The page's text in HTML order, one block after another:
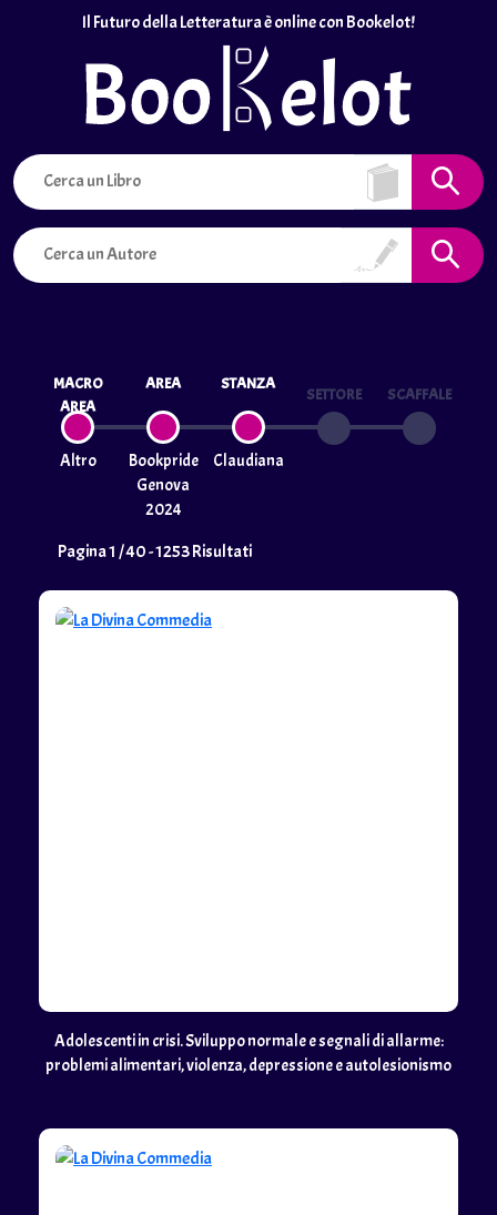
Il Futuro della Letteratura è online con Bookelot!
MACRO
AREA
Altro
AREA
Bookpride
Genova
2024
STANZA
Claudiana
SETTORE SCAFFALE
Pagina 1 / 40 - 1253 Risultati
Adolescenti in crisi. Sviluppo normale e segnali di allarme:
problemi alimentari, violenza, depressione e autolesionismo